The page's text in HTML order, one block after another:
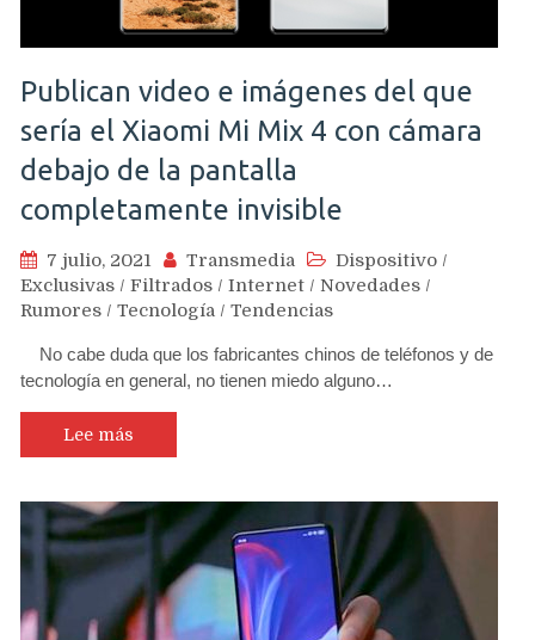
Publican video e imágenes del que
sería el Xiaomi Mi Mix 4 con cámara
debajo de la pantalla
completamente invisible
7 julio, 2021 Transmedia Dispositivo /
Exclusivas / Filtrados / Internet / Novedades /
Rumores / Tecnología / Tendencias
No cabe duda que los fabricantes chinos de teléfonos y de
tecnología en general, no tienen miedo alguno…
Lee más